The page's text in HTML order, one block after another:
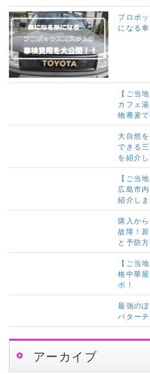
プロボ
になる
【ご当
カフェ
物蕎麦
大自然
できる
を紹介
【ご当
広島市
紹介しま
購入か
故障！
と予防
【ご当
格中華
ポ！
最強の
バター
アーカイブ